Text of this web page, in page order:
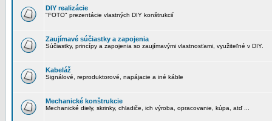
DIY realizácie
"FOTO" prezentácie vlastných DIY konštrukcií
Zaujímavé súčiastky a zapojenia
Súčiastky, princípy a zapojenia so zaujímavými vlastnosťami, využiteľné v DIY.
Kabeláž
Signálové, reproduktorové, napájacie a iné káble
Mechanické konštrukcie
Mechanické diely, skrinky, chladiče, ich výroba, opracovanie, kúpa, atď ...